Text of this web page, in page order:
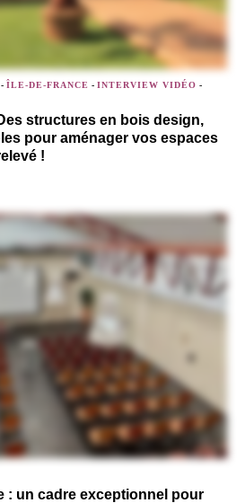
- ÎLE-DE-FRANCE - INTERVIEW VIDÉO -
structures en bois design,
pour aménager vos espaces
!
: un cadre exceptionnel pour